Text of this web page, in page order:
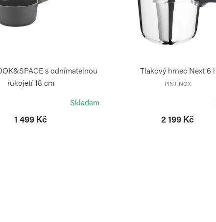
s odnímatelnou
rukojetí 18 cm
Skladem
1 499 Kč
Tlakový hrnec Next 6 l
PINTINOX
2 199 Kč